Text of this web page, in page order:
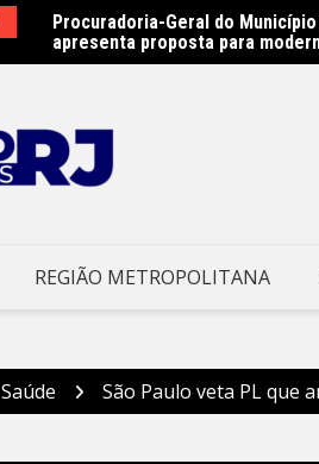
Procuradoria-Geral do
apresenta proposta para
Obras do emissário da Avenida
Prefeitura Municipal de Niterói
REGIÃO METROPOLITANA
Saúde São Paulo veta PL que